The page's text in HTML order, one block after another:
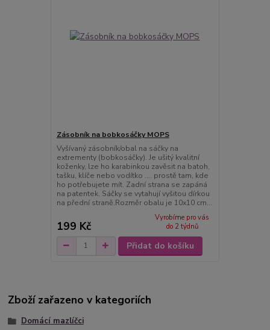
Zásobník na bobkosáčky MOPS
Vyšívaný zásobník/obal na sáčky na
extrementy (bobkosáčky). Je ušitý kvalitní
koženky, lze ho karabinkou zavěsit na batoh,
tašku, klíče nebo vodítko .... prostě tam, kde
ho potřebujete mít. Zadní strana se zapáná
na patentek. Sáčky se vytahují vyšitou dírkou
na přední straně.Rozměr obalu je 10x10 cm...
199 Kč
Vyrobíme pro vás
do 2 týdnů
Přidat do košíku
Zboží zařazeno v kategoriích
Domácí mazlíčci